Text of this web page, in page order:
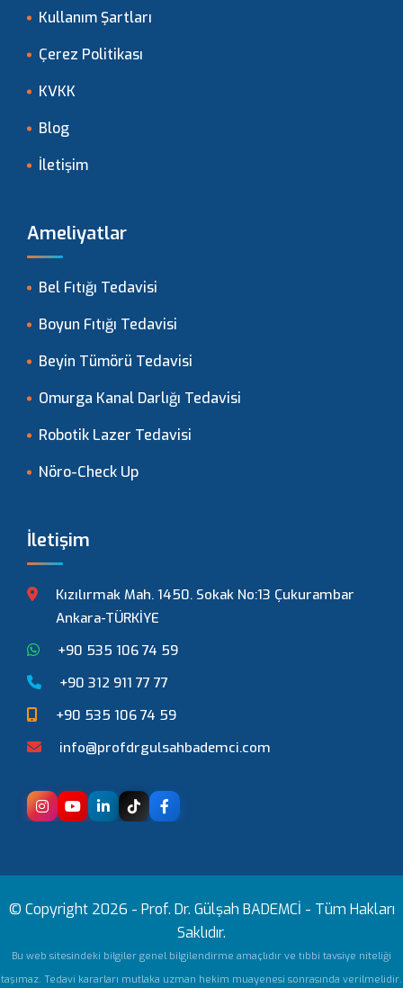
Kullanım Şartları
Çerez Politikası
KVKK
Blog
İletişim
Ameliyatlar
Bel Fıtığı Tedavisi
Boyun Fıtığı Tedavisi
Beyin Tümörü Tedavisi
Omurga Kanal Darlığı Tedavisi
Robotik Lazer Tedavisi
Nöro-Check Up
İletişim
Kızılırmak Mah. 1450. Sokak No:13 Çukurambar
Ankara-TÜRKİYE
+90 535 106 74 59
+90 312 911 77 77
+90 535 106 74 59
info@profdrgulsahbademci.com
© Copyright 2026 - Prof. Dr. Gülşah BADEMCİ - Tüm Hakları
Saklıdır.
Bu web sitesindeki bilgiler genel bilgilendirme amaçlıdır ve tıbbi tavsiye niteliği
taşımaz. Tedavi kararları mutlaka uzman hekim muayenesi sonrasında verilmelidir.